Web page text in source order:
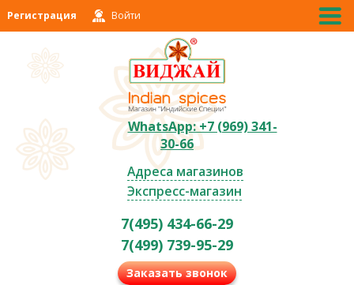
Регистрация Войти
WhatsApp: +7 (969) 341-
30-66
Адреса магазинов
Экспресс-магазин
7(495) 434-66-29
7(499) 739-95-29
Заказать звонок